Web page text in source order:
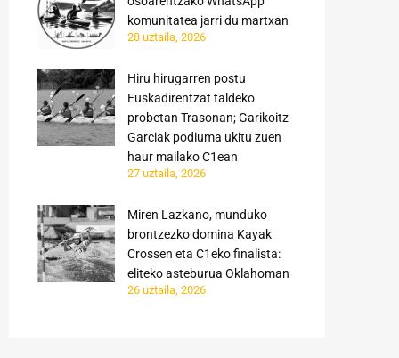
komunitatea jarri du martxan
28 uztaila, 2026
Hiru hirugarren postu
Euskadirentzat taldeko
probetan Trasonan; Garikoitz
Garciak podiuma ukitu zuen
haur mailako C1ean
27 uztaila, 2026
Miren Lazkano, munduko
brontzezko domina Kayak
Crossen eta C1eko finalista:
eliteko asteburua Oklahoman
26 uztaila, 2026